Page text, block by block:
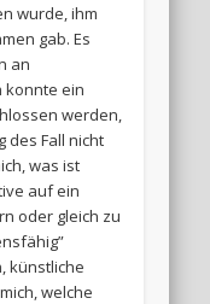
wurde, ihm
gab. Es
an
konnte ein
werden,
des Fall nicht
was ist
auf ein
oder gleich zu
künstliche
welche